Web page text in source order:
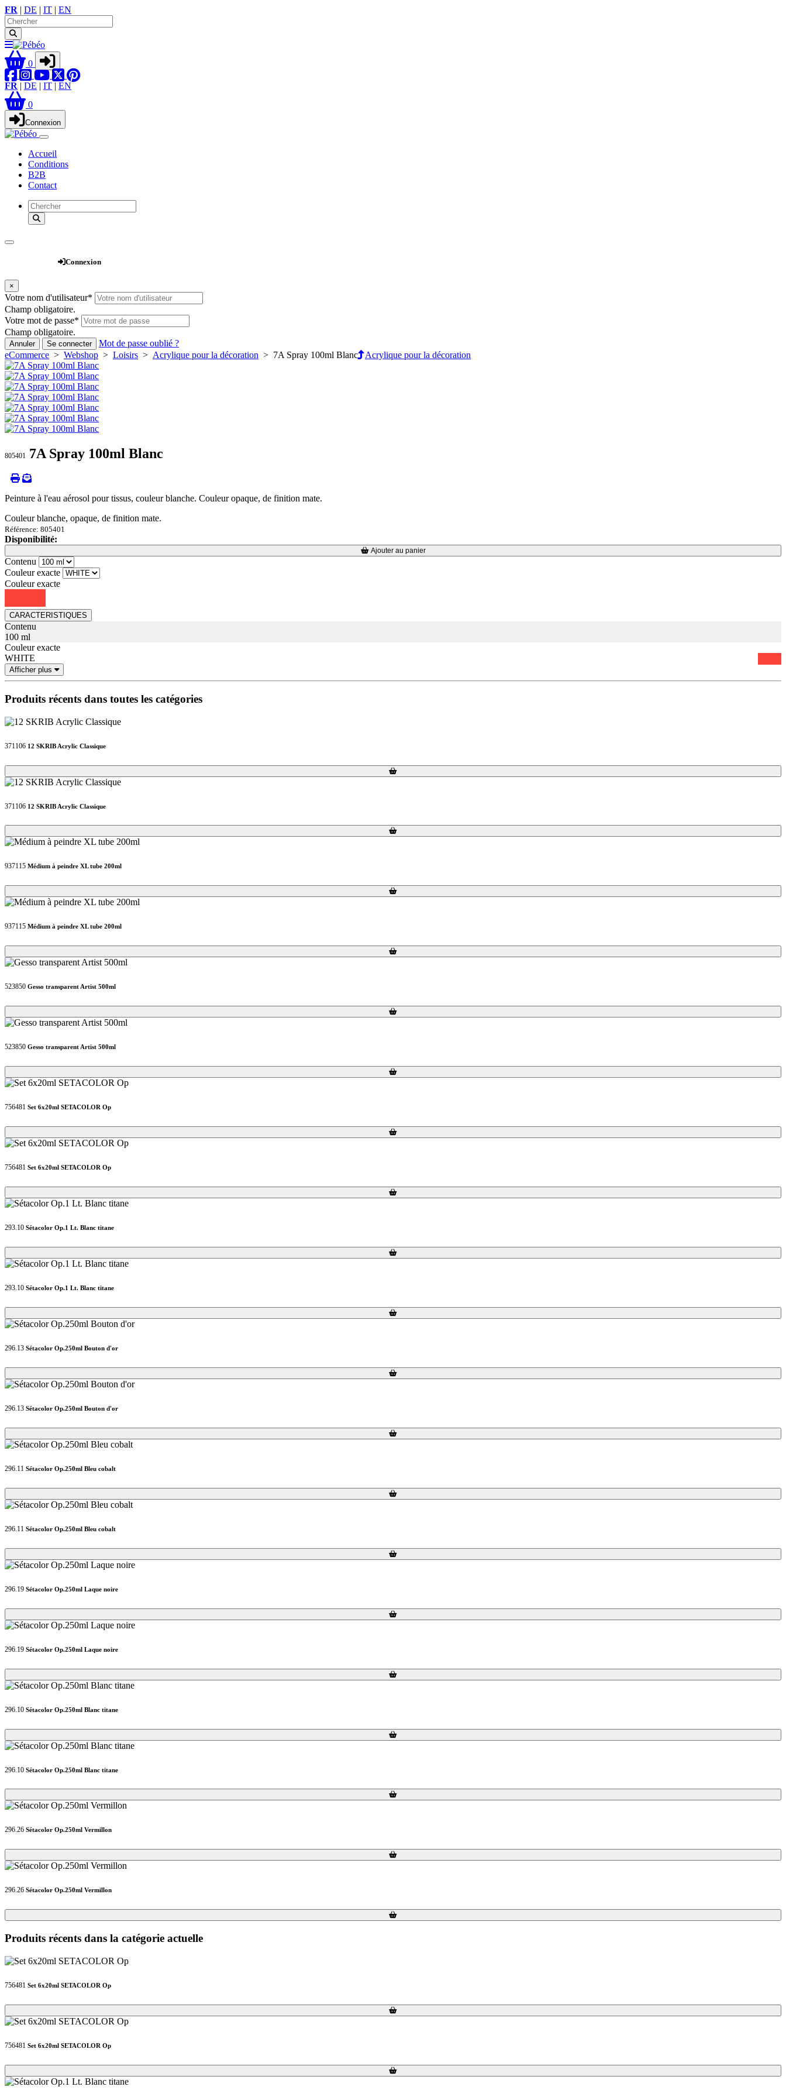
FR | DE | IT | EN
0
FR | DE | IT | EN
0
Connexion
Accueil
Conditions
B2B
Contact
Connexion
×
Votre nom d'utilisateur*
Champ obligatoire.
Votre mot de passe*
Champ obligatoire.
Annuler Se connecter
Mot de passe oublié ?
eCommerce > Webshop > Loisirs > Acrylique pour la décoration > 7A Spray 100ml Blanc Acrylique pour la décoration
805401 7A Spray 100ml Blanc
Peinture à l'eau aérosol pour tissus, couleur blanche. Couleur opaque, de finition mate.
Couleur blanche, opaque, de finition mate.
Référence: 805401
Disponibilité:
Loading...
Loading... Ajouter au panier
Contenu
Couleur exacte
Couleur exacte
CARACTERISTIQUES
Contenu
100 ml
Couleur exacte
WHITE
Afficher plus
Produits récents dans toutes les catégories
371106 12 SKRIB Acrylic Classique
Loading...
Loading...
371106 12 SKRIB Acrylic Classique
Loading...
Loading...
937115 Médium à peindre XL tube 200ml
Loading...
Loading...
937115 Médium à peindre XL tube 200ml
Loading...
Loading...
523850 Gesso transparent Artist 500ml
Loading...
Loading...
523850 Gesso transparent Artist 500ml
Loading...
Loading...
756481 Set 6x20ml SETACOLOR Op
Loading...
Loading...
756481 Set 6x20ml SETACOLOR Op
Loading...
Loading...
293.10 Sétacolor Op.1 Lt. Blanc titane
Loading...
Loading...
293.10 Sétacolor Op.1 Lt. Blanc titane
Loading...
Loading...
296.13 Sétacolor Op.250ml Bouton d'or
Loading...
Loading...
296.13 Sétacolor Op.250ml Bouton d'or
Loading...
Loading...
296.11 Sétacolor Op.250ml Bleu cobalt
Loading...
Loading...
296.11 Sétacolor Op.250ml Bleu cobalt
Loading...
Loading...
296.19 Sétacolor Op.250ml Laque noire
Loading...
Loading...
296.19 Sétacolor Op.250ml Laque noire
Loading...
Loading...
296.10 Sétacolor Op.250ml Blanc titane
Loading...
Loading...
296.10 Sétacolor Op.250ml Blanc titane
Loading...
Loading...
296.26 Sétacolor Op.250ml Vermillon
Loading...
Loading...
296.26 Sétacolor Op.250ml Vermillon
Loading...
Loading...
Produits récents dans la catégorie actuelle
756481 Set 6x20ml SETACOLOR Op
Loading...
Loading...
756481 Set 6x20ml SETACOLOR Op
Loading...
Loading...